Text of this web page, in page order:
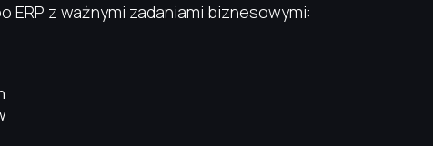
ERP z ważnymi zadaniami biznesowymi: